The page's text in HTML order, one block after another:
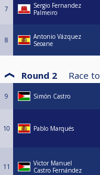
7
Sergio Fernandez
Palmeiro
8
Antonio Vázquez
Seoane
Round 2 Race to
9 Simón Castro
10 Pablo Marqués
11
Victor Manuel
Castro Fernández